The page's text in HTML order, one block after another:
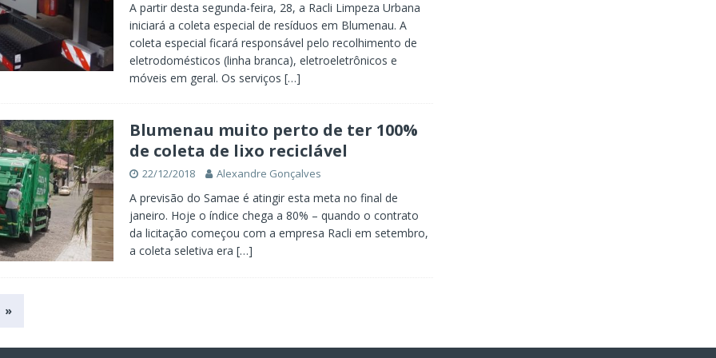
A partir desta segunda-feira, 28, a Racli Limpeza Urbana
iniciará a coleta especial de resíduos em Blumenau. A
coleta especial ficará responsável pelo recolhimento de
eletrodomésticos (linha branca), eletroeletrônicos e
móveis em geral. Os serviços […]
Blumenau muito perto de ter 100%
de coleta de lixo reciclável
22/12/2018 Alexandre Gonçalves
A previsão do Samae é atingir esta meta no final de
janeiro. Hoje o índice chega a 80% – quando o contrato
da licitação começou com a empresa Racli em setembro,
a coleta seletiva era […]
»